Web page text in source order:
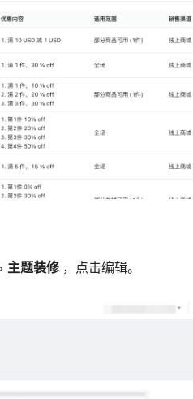
主题装修 ，点击编辑。